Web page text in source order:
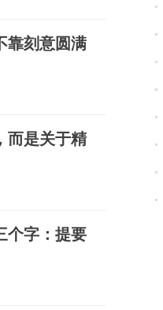
靠刻意圆满
而是关于精
个字：提要